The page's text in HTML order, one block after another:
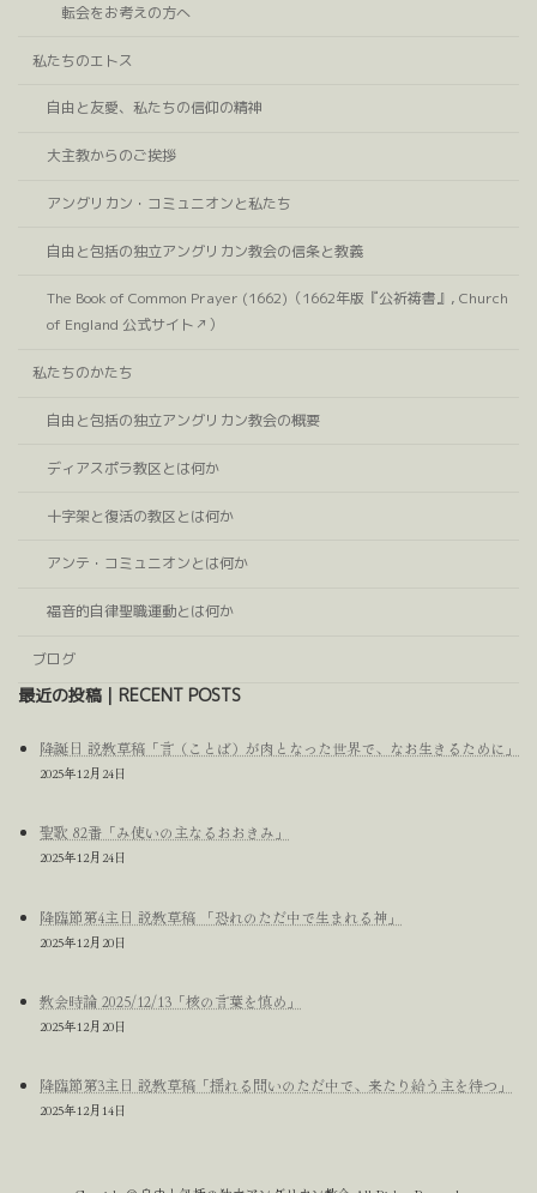
転会をお考えの方へ
私たちのエトス
自由と友愛、私たちの信仰の精神
大主教からのご挨拶
アングリカン・コミュニオンと私たち
自由と包括の独立アングリカン教会の信条と教義
The Book of Common Prayer (1662)（1662年版『公祈祷書』, Church
of England 公式サイト↗）
私たちのかたち
自由と包括の独立アングリカン教会の概要
ディアスポラ教区とは何か
十字架と復活の教区とは何か
アンテ・コミュニオンとは何か
福音的自律聖職運動とは何か
ブログ
最近の投稿｜RECENT POSTS
降誕日 説教草稿「言（ことば）が肉となった世界で、なお生きるために」
2025年12月24日
聖歌 82番「み使いの主なるおおきみ」
2025年12月24日
降臨節第4主日 説教草稿 「恐れのただ中で生まれる神」
2025年12月20日
教会時論 2025/12/13「核の言葉を慎め」
2025年12月20日
降臨節第3主日 説教草稿「揺れる問いのただ中で、来たり給う主を待つ」
2025年12月14日